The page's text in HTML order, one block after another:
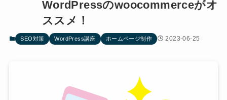
WordPressのwoocommerceがオ
ススメ！
SEO対策 WordPress講座 ホームページ制作 2023-06-25